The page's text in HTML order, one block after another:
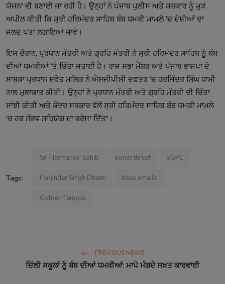
ਯੋਜਨਾ ਵੀ ਬਣਾਈ ਜਾ ਰਹੀ ਹੈ। ਉਨ੍ਹਾਂ ਨੇ ਪੰਜਾਬ ਪੁਲੀਸ ਅਤੇ ਸਰਕਾਰ ਨੂੰ ਮੁੜ
ਅਪੀਲ ਕੀਤੀ ਕਿ ਸ੍ਰੀ ਹਰਿਮੰਦਰ ਸਾਹਿਬ ਬੰਬ ਧਮਕੀ ਮਾਮਲੇ ’ਚ ਦੋਸ਼ੀਆਂ ਦਾ
ਜਲਦ ਪਤਾ ਲਗਾਇਆ ਜਾਵੇ।
ਇਸ ਦੌਰਾਨ, ਪ੍ਰਧਾਨ ਮੰਤਰੀ ਅਤੇ ਗ੍ਰਹਿ ਮੰਤਰੀ ਨੇ ਸ੍ਰੀ ਹਰਿਮੰਦਰ ਸਾਹਿਬ ਨੂੰ ਬੰਬ
ਦੀਆਂ ਧਮਕੀਆਂ ’ਤੇ ਚਿੰਤਾ ਜਤਾਈ ਹੈ। ਰਾਜ ਸਭਾ ਮੈਂਬਰ ਅਤੇ ਪੰਜਾਬ ਭਾਜਪਾ ਦੇ
ਸਾਬਕਾ ਪ੍ਰਧਾਨ ਸ਼ਵੇਤ ਮਲਿਕ ਨੇ ਐਸਜੀਪੀਸੀ ਦਫਤਰ ’ਚ ਹਰਜਿੰਦਰ ਸਿੰਘ ਧਾਮੀ
ਨਾਲ ਮੁਲਾਕਾਤ ਕੀਤੀ। ਉਨ੍ਹਾਂ ਨੇ ਪ੍ਰਧਾਨ ਮੰਤਰੀ ਅਤੇ ਗ੍ਰਹਿ ਮੰਤਰੀ ਦੀ ਚਿੰਤਾ
ਸਾਂਝੀ ਕੀਤੀ ਅਤੇ ਕੇਂਦਰ ਸਰਕਾਰ ਵੱਲੋਂ ਸ੍ਰੀ ਹਰਿਮੰਦਰ ਸਾਹਿਬ ਬੰਬ ਧਮਕੀ ਮਾਮਲੇ
’ਚ ਹਰ ਸੰਭਵ ਸਹਿਯੋਗ ਦਾ ਭਰੋਸਾ ਦਿੱਤਾ।
Tags:
Sri Harmandir Sahib bomb threat SGPC
Harjinder Singh Dhami hoax emails
Golden Temple
PREVIOUS NEWS
ਦਿੱਲੀ ਸਕੂਲਾਂ ਨੂੰ ਬੰਬ ਦੀਆਂ ਧਮਕੀਆਂ: ਮਾਪੇ ਮੰਗਦੇ ਸਖ਼ਤ ਕਾਰਵਾਈ